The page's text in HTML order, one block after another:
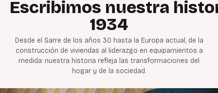
Escribimos nuestra
1934
Desde el Sarre de los años 30 hasta la Europa actual, de la
construcción de viviendas al liderazgo en equipamientos a
medida: nuestra historia refleja las transformaciones del
hogar y de la sociedad.